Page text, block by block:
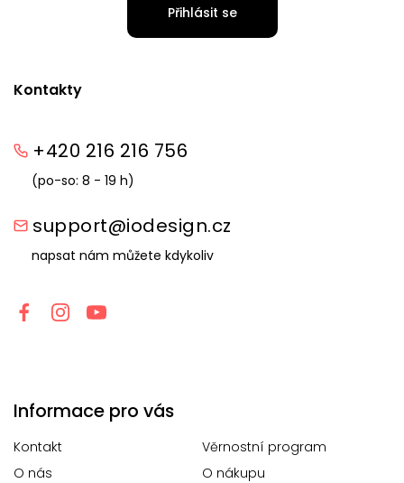
Kontakty
+420 216 216 756
(po-so: 8 - 19 h)
support@iodesign.cz
napsat nám můžete kdykoliv
Informace pro vás
Kontakt
Věrnostní program
O nás
O nákupu
Přihlásit se